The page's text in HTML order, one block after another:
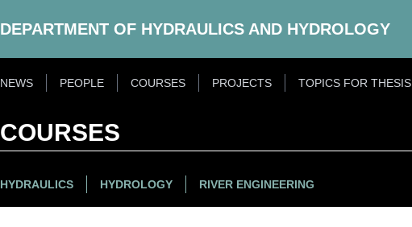
DEPARTMENT OF HYDRAULICS AND HYDROLOGY
NEWS PEOPLE COURSES PROJECTS TOPICS FOR THESIS
COURSES
HYDRAULICS HYDROLOGY RIVER ENGINEERING